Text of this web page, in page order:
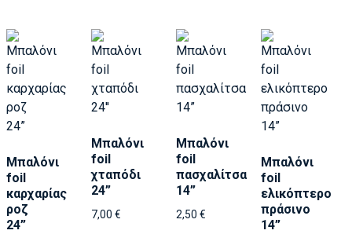
Μπαλόνι
foil
καρχαρίας
ροζ
24”
Μπαλόνι
foil
χταπόδι
24”
7,00 €
Μπαλόνι
foil
πασχαλίτσα
14”
2,50 €
Μπαλόνι
foil
ελικόπτερο
πράσινο
14”